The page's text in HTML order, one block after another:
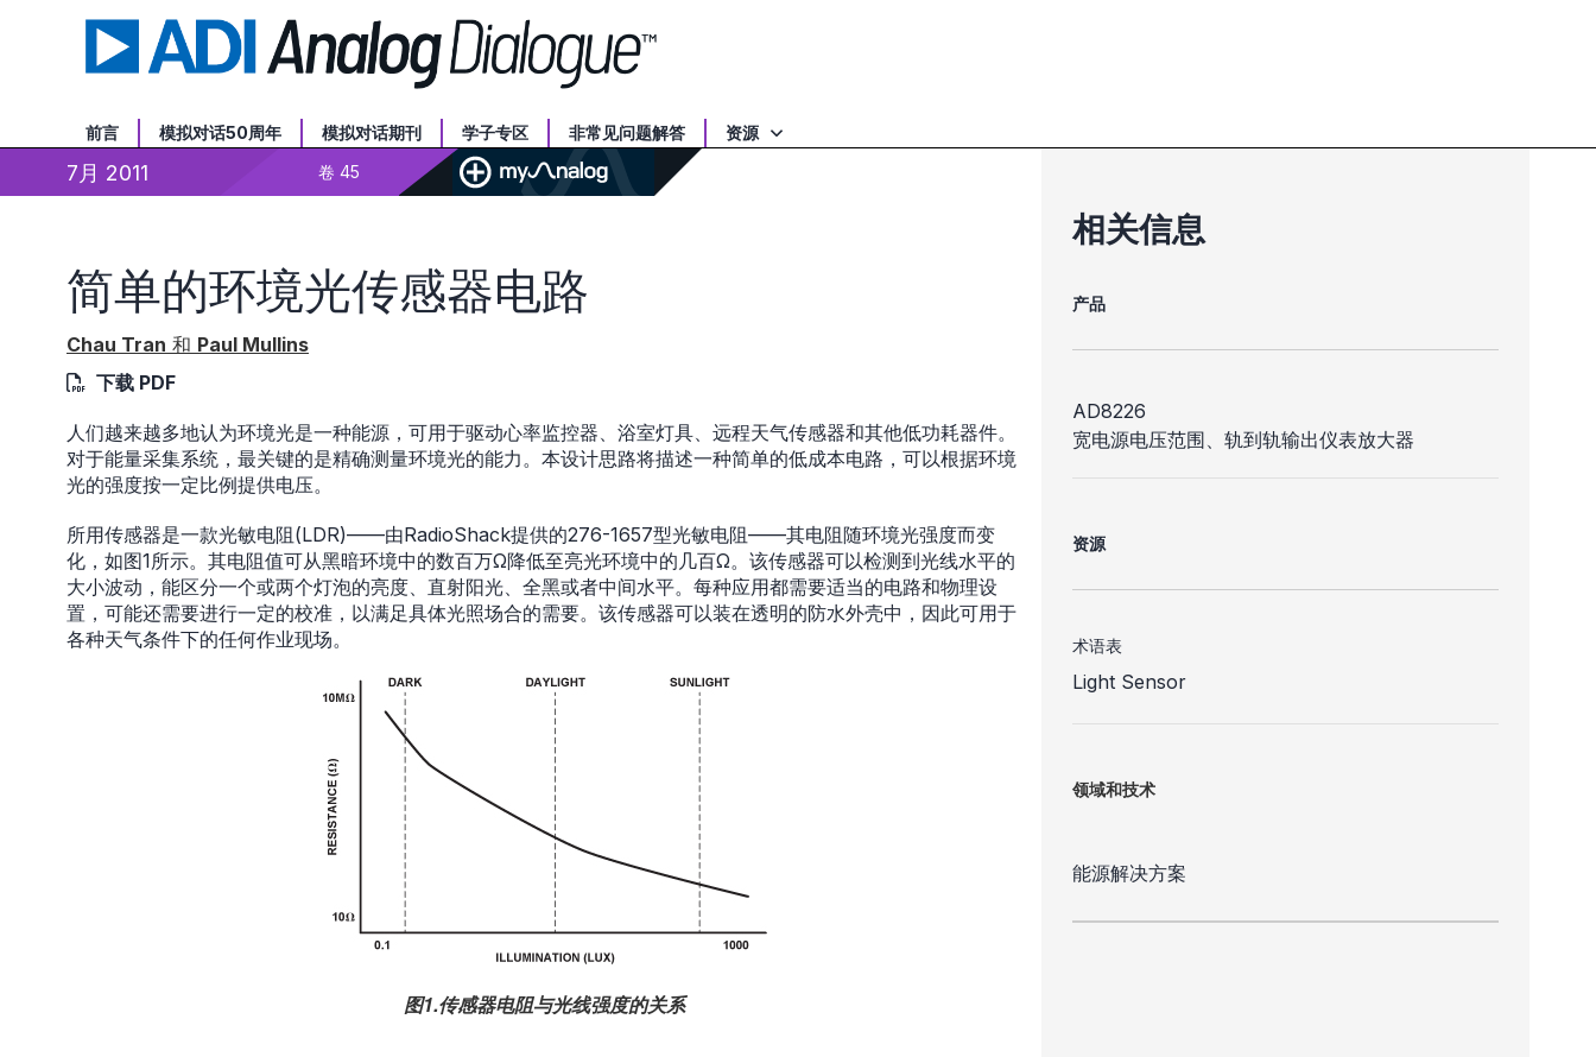
前言 模拟对话50周年 模拟对话期刊 学子专区 非常见问题解答 资源
7月 2011 卷 45
简单的环境光传感器电路
Chau Tran 和 Paul Mullins
下载 PDF
人们越来越多地认为环境光是一种能源，可用于驱动心率监控器、浴室灯具、远程天气传感器和其他低功耗器件。
对于能量采集系统，最关键的是精确测量环境光的能力。本设计思路将描述一种简单的低成本电路，可以根据环境
光的强度按一定比例提供电压。
所用传感器是一款光敏电阻(LDR)——由RadioShack提供的276-1657型光敏电阻——其电阻随环境光强度而变
化，如图1所示。其电阻值可从黑暗环境中的数百万Ω降低至亮光环境中的几百Ω。该传感器可以检测到光线水平的
大小波动，能区分一个或两个灯泡的亮度、直射阳光、全黑或者中间水平。每种应用都需要适当的电路和物理设
置，可能还需要进行一定的校准，以满足具体光照场合的需要。该传感器可以装在透明的防水外壳中，因此可用于
各种天气条件下的任何作业现场。
图1.传感器电阻与光线强度的关系
相关信息
产品
AD8226
宽电源电压范围、轨到轨输出仪表放大器
资源
术语表
Light Sensor
领域和技术
能源解决方案